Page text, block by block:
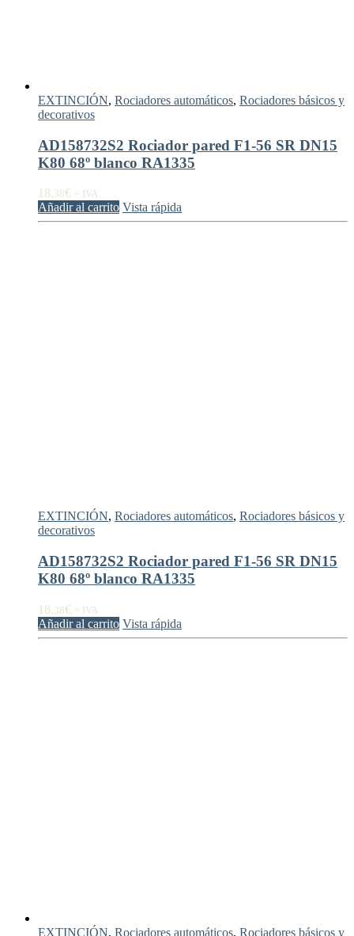
EXTINCIÓN, Rociadores automáticos, Rociadores básicos y
decorativos
AD158732S2 Rociador pared F1-56 SR DN15
K80 68º blanco RA1335
18,38€ + IVA
Añadir al carrito Vista rápida
EXTINCIÓN, Rociadores automáticos, Rociadores básicos y
decorativos
AD158732S2 Rociador pared F1-56 SR DN15
K80 68º blanco RA1335
18,38€ + IVA
Añadir al carrito Vista rápida
EXTINCIÓN, Rociadores automáticos, Rociadores básicos y